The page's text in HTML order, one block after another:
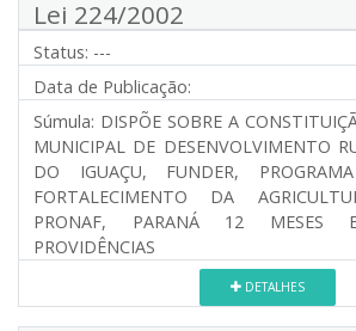
Lei 224/2002
Status: ---
Data de Publicação:
Súmula: DISPÕE SOBRE A
MUNICIPAL DE DESENVOLVIMENTO
DO IGUAÇU, FUNDER,
FORTALECIMENTO DA
PRONAF, PARANÁ 12 MESES
PROVIDÊNCIAS
DETALHES